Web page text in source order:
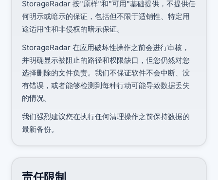
StorageRadar 按"原样"和"可用"基础提供，不提供任
何明示或暗示的保证，包括但不限于适销性、特定用
途适用性和非侵权的暗示保证。
StorageRadar 在应用破坏性操作之前会进行审核，
并明确显示被阻止的路径和权限缺口，但您仍然对您
选择删除的文件负责。我们不保证软件不会中断、没
有错误，或者能够检测到每种行动可能导致数据丢失
的情况。
我们强烈建议您在执行任何清理操作之前保持数据的
最新备份。
责任限制